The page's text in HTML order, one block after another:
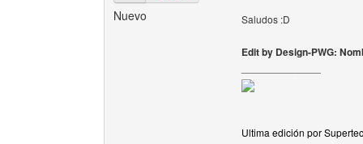
Nuevo
Saludos :D
Edit by Design-PWG:
Ultima edición por